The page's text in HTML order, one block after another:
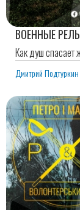
ВОЕННЫЕ
Как душ спасает
Дмитрий Подтуркин